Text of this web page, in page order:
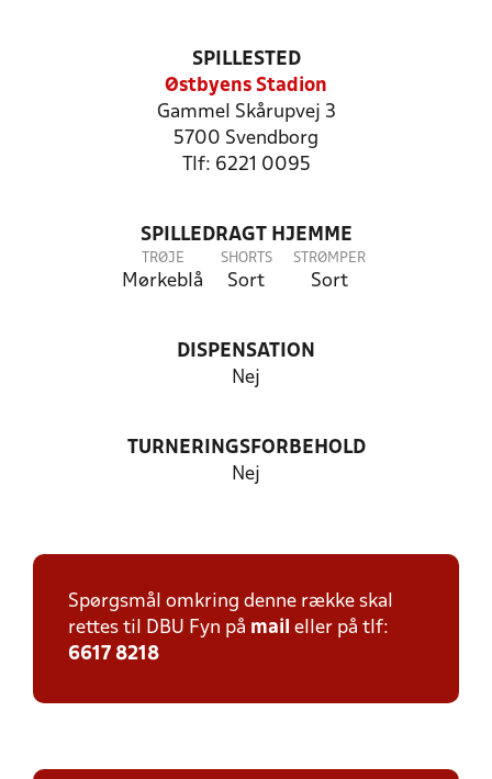
SPILLESTED
Østbyens Stadion
Gammel Skårupvej 3
5700 Svendborg
Tlf: 6221 0095
SPILLEDRAGT HJEMME
TRØJE
Mørkeblå
SHORTS
Sort
STRØMPER
Sort
DISPENSATION
Nej
TURNERINGSFORBEHOLD
Nej
Spørgsmål omkring denne række skal
rettes til DBU Fyn på mail eller på tlf:
6617 8218